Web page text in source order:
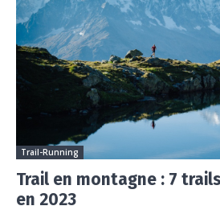
Trail-Running
Trail en montagne : 7
en 2023